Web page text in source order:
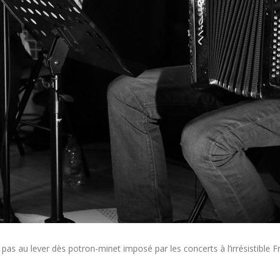
au lever dès potron-minet imposé par les concerts à l’irrésistible